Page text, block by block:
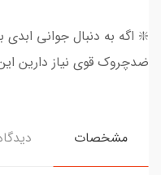
❇️‌ اگه به دنبال جوانی
ضدچروک قوی نیاز دارین
مشخصات